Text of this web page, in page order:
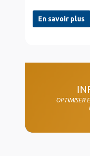
En savoir plus
OPTIMISER